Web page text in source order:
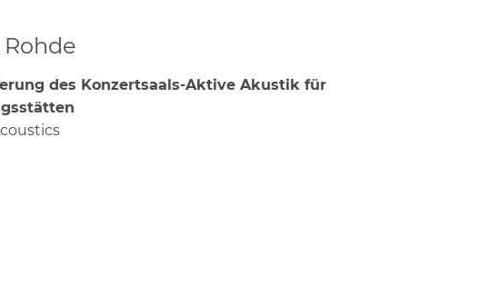
des Konzertsaals-Aktive Akustik für